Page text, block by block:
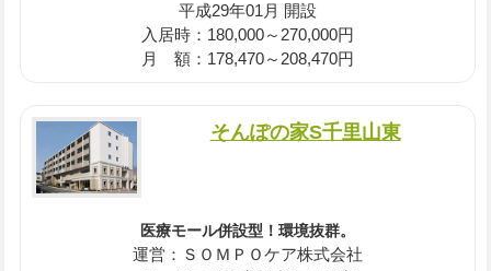
平成29年01月 開設
入居時：180,000～270,000円
月 額：178,470～208,470円
そんぽの家S千里山東
医療モール併設型！環境抜群。
運営：ＳＯＭＰＯケア株式会社